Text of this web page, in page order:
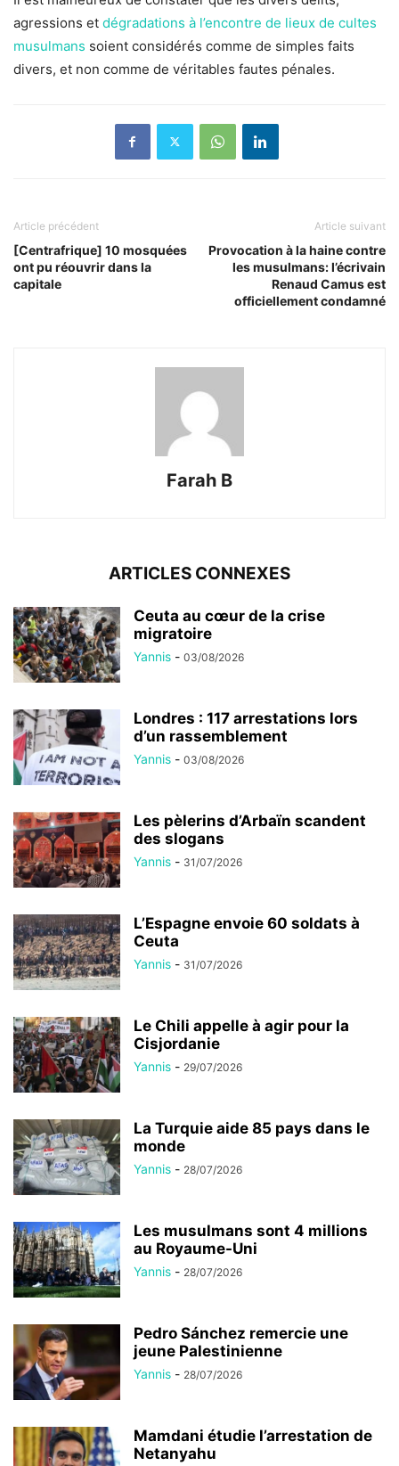
agressions et dégradations à l’encontre de lieux de cultes
musulmans soient considérés comme de simples faits
divers, et non comme de véritables fautes pénales.
Article précédent
[Centrafrique] 10 mosquées
ont pu réouvrir dans la
capitale
Article suivant
Provocation à la haine contre
les musulmans: l’écrivain
Renaud Camus est
officiellement condamné
Farah B
ARTICLES CONNEXES
Ceuta au cœur de la crise
migratoire
Yannis - 03/08/2026
Londres : 117 arrestations lors
d’un rassemblement
Yannis - 03/08/2026
Les pèlerins d’Arbaïn scandent
des slogans
Yannis - 31/07/2026
L’Espagne envoie 60 soldats à
Ceuta
Yannis - 31/07/2026
Le Chili appelle à agir pour la
Cisjordanie
Yannis - 29/07/2026
La Turquie aide 85 pays dans le
monde
Yannis - 28/07/2026
Les musulmans sont 4 millions
au Royaume-Uni
Yannis - 28/07/2026
Pedro Sánchez remercie une
jeune Palestinienne
Yannis - 28/07/2026
Mamdani étudie l’arrestation de
Netanyahu